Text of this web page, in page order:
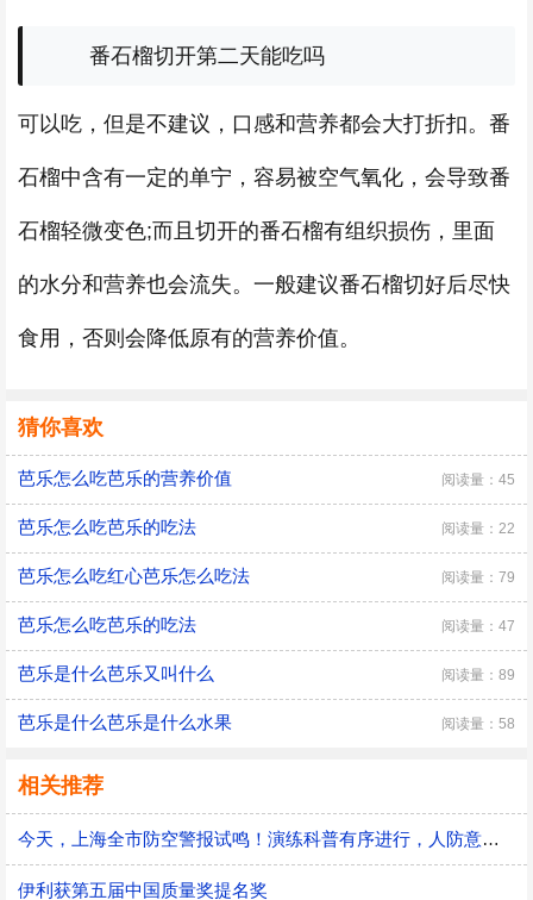
番石榴切开第二天能吃吗
可以吃，但是不建议，口感和营养都会大打折扣。番
石榴中含有一定的单宁，容易被空气氧化，会导致番
石榴轻微变色;而且切开的番石榴有组织损伤，里面
的水分和营养也会流失。一般建议番石榴切好后尽快
食用，否则会降低原有的营养价值。
猜你喜欢
芭乐怎么吃芭乐的营养价值 阅读量：45
芭乐怎么吃芭乐的吃法 阅读量：22
芭乐怎么吃红心芭乐怎么吃法 阅读量：79
芭乐怎么吃芭乐的吃法 阅读量：47
芭乐是什么芭乐又叫什么 阅读量：89
芭乐是什么芭乐是什么水果 阅读量：58
相关推荐
今天，上海全市防空警报试鸣！演练科普有序进行，人防意识“声入人心”
伊利获第五届中国质量奖提名奖